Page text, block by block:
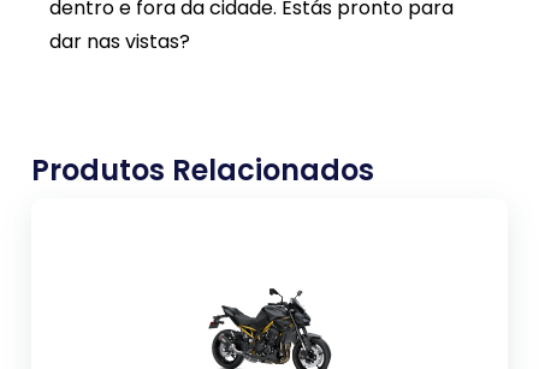
dentro e fora da cidade. Estás pronto para
dar nas vistas?
Produtos Relacionados